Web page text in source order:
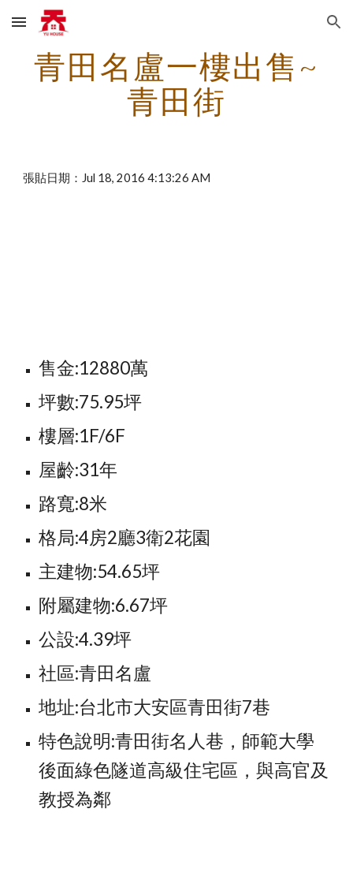
Skip to main content Skip to navigation
青田名盧一樓出售~
青田街
張貼日期：Jul 18, 2016 4:13:26 AM
售金:12880萬
坪數:75.95坪
樓層:1F/6F
屋齡:31年
路寬:8米
格局:4房2廳3衛2花園
主建物:54.65坪
附屬建物:6.67坪
公設:4.39坪
社區:青田名盧
地址:台北市大安區青田街7巷
特色說明:青田街名人巷，師範大學
後面綠色隧道高級住宅區，與高官及
教授為鄰